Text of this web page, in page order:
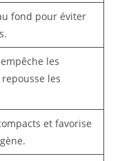
fond pour éviter
les
les
et favorise